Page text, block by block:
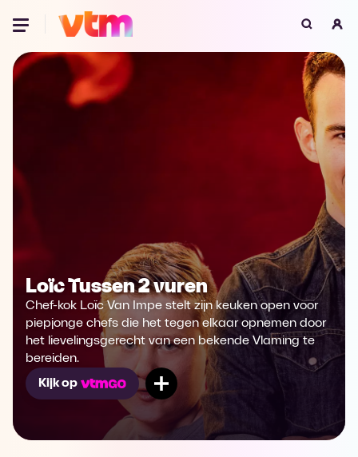
Voor je onze programma's gaat ontdekken,
best je browser updaten of hieronder één
Download
Microsoft Edge Download
Opera Download
Loïc Tussen 2 vuren
Chef-kok Loïc Van Impe stelt zijn keuken open voor
piepjonge chefs die het tegen elkaar opnemen door
het lievelingsgerecht van een bekende Vlaming te
bereiden.
Kijk op
Mijn lijst